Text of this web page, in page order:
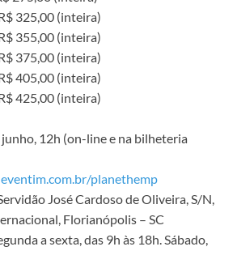
325,00 (inteira)
355,00 (inteira)
375,00 (inteira)
405,00 (inteira)
425,00 (inteira)
junho, 12h (on-line e na bilheteria
eventim.com.br/planethemp
José Cardoso de Oliveira, S/N,
Florianópolis – SC
a sexta, das 9h às 18h. Sábado,